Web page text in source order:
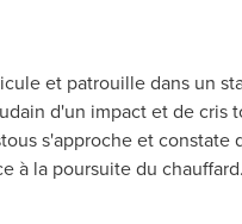
et patrouille dans un
d'un impact et de cris
s'approche et
à la poursuite du chauffard.